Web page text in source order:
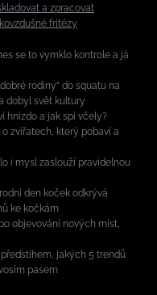
a zpracovat
fritézy
se to vymklo kontrole a já
rodiny“ do squatu na
dobyl svět kultury
hnízdo a jak spí včely?
zvířatech, který pobaví a
i mysl zaslouží pravidelnou
den koček odkrývá
ke kočkám
objevování nových míst,
jakých 5 trendů
pasem